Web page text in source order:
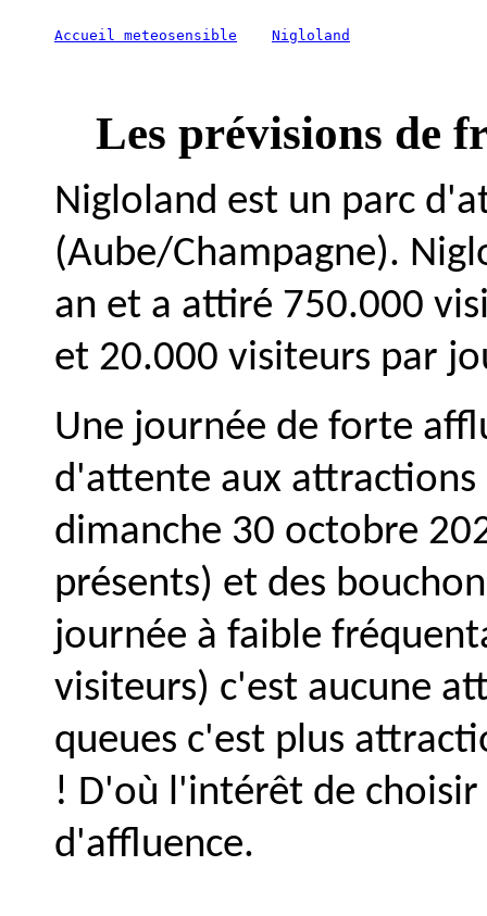
Accueil meteosensible Nigloland
Les prévisions de
Nigloland est un parc
(Aube/Champagne).
an et a attiré 750.000
et 20.000 visiteurs par
Une journée de forte
d'attente aux attractions
dimanche 30 octobre
présents) et des
journée à faible
visiteurs) c'est aucune
queues c'est plus
! D'où l'intérêt de
d'affluence.